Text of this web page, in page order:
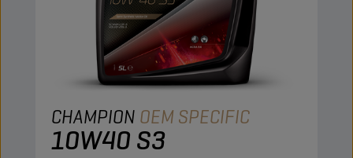
CHAMPION OEM SPECIFIC
10W40 S3